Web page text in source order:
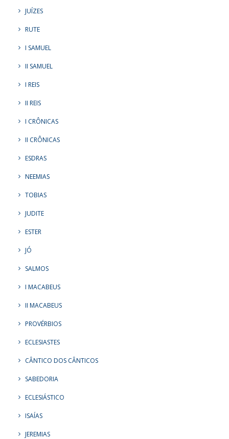
JUÍZES
RUTE
I SAMUEL
II SAMUEL
I REIS
II REIS
I CRÔNICAS
II CRÔNICAS
ESDRAS
NEEMIAS
TOBIAS
JUDITE
ESTER
JÓ
SALMOS
I MACABEUS
II MACABEUS
PROVÉRBIOS
ECLESIASTES
CÂNTICO DOS CÂNTICOS
SABEDORIA
ECLESIÁSTICO
ISAÍAS
JEREMIAS